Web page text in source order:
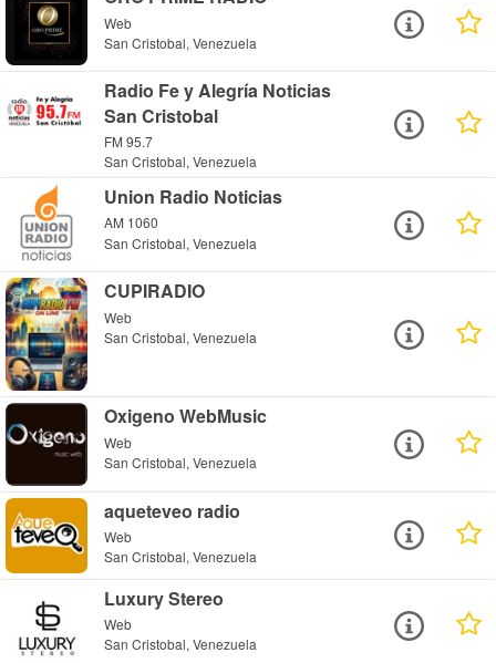
Web
San Cristobal, Venezuela
Radio Fe y Alegría Noticias
San Cristobal
FM 95.7
San Cristobal, Venezuela
Union Radio Noticias
AM 1060
San Cristobal, Venezuela
CUPIRADIO
Web
San Cristobal, Venezuela
Oxigeno WebMusic
Web
San Cristobal, Venezuela
aqueteveo radio
Web
San Cristobal, Venezuela
Luxury Stereo
Web
San Cristobal, Venezuela